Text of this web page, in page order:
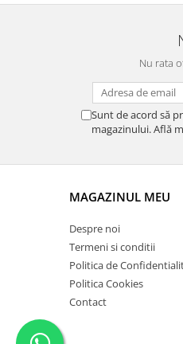
Nu rata
Sunt de acord să
magazinului. Află
MAGAZINUL MEU
Despre noi
Termeni si conditii
Politica de
Politica Cookies
Contact